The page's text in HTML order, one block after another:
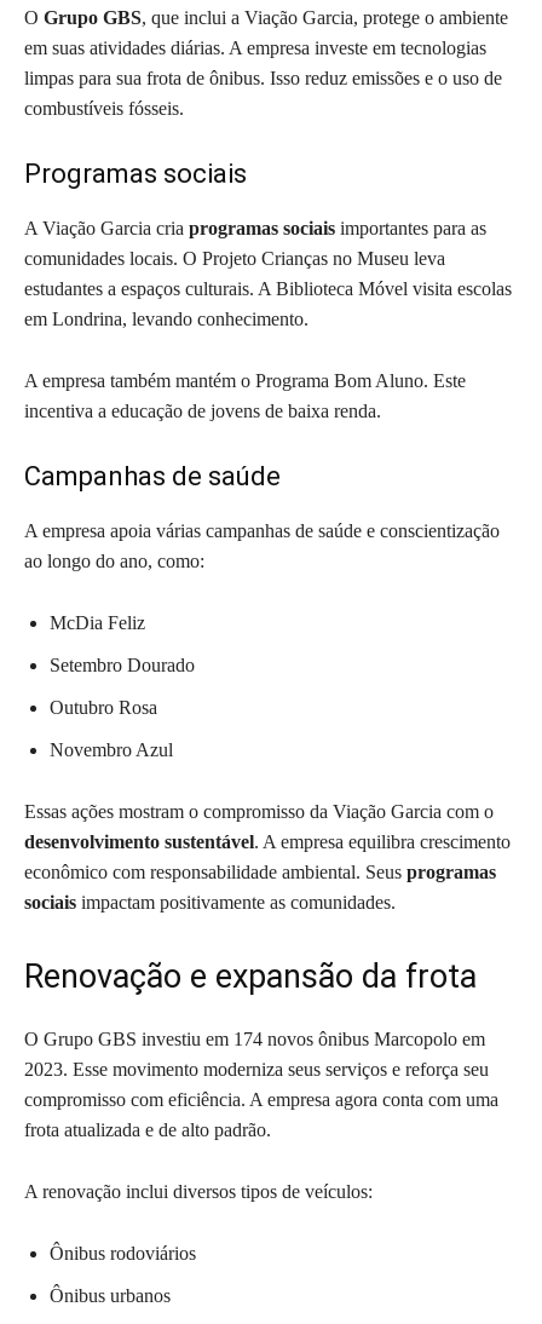
O Grupo GBS, que inclui a Viação Garcia, protege o ambiente
em suas atividades diárias. A empresa investe em tecnologias
limpas para sua frota de ônibus. Isso reduz emissões e o uso de
combustíveis fósseis.
Programas sociais
A Viação Garcia cria programas sociais importantes para as
comunidades locais. O Projeto Crianças no Museu leva
estudantes a espaços culturais. A Biblioteca Móvel visita escolas
em Londrina, levando conhecimento.
A empresa também mantém o Programa Bom Aluno. Este
incentiva a educação de jovens de baixa renda.
Campanhas de saúde
A empresa apoia várias campanhas de saúde e conscientização
ao longo do ano, como:
McDia Feliz
Setembro Dourado
Outubro Rosa
Novembro Azul
Essas ações mostram o compromisso da Viação Garcia com o
desenvolvimento sustentável. A empresa equilibra crescimento
econômico com responsabilidade ambiental. Seus programas
sociais impactam positivamente as comunidades.
Renovação e expansão da frota
O Grupo GBS investiu em 174 novos ônibus Marcopolo em
2023. Esse movimento moderniza seus serviços e reforça seu
compromisso com eficiência. A empresa agora conta com uma
frota atualizada e de alto padrão.
A renovação inclui diversos tipos de veículos:
Ônibus rodoviários
Ônibus urbanos